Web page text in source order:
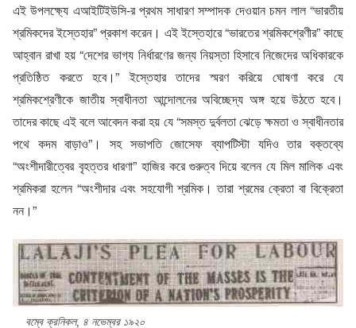
এই উপলক্ষ্যে এআইটিইউসি-র প্রথম সাধারণ সম্পাদক দেওয়ান চমন লাল “ভারতীয়
শ্রমিকদের ইস্তেহার” প্রকাশ করেন। এই ইস্তেহারে “ভারতের শ্রমিকশ্রেণীর” কাছে
আহ্বান রাখা হয় “দেশের ভাগ্য নির্ধারণের জন্য নিয়স্তা হিসাবে নিজেদের অধিকারকে
প্রতিষ্ঠিত করতে হবে।” ইস্তেহার তাদের স্মরণ করিয়ে ঘোষণা করে যে
শ্রমিকশ্রেণীকে জাতীয় স্বাধীনতা আন্দোলনের অবিচ্ছেদ্য অঙ্গ হয়ে উঠতে হবে।
তাদের কাছে এই বলে আবেদন করা হয় যে “সমস্ত দুর্বলতা ঝেড়ে ক্ষমতা ও স্বাধীনতার
পথে কদম বাড়াও”। সহ সভাপতি জোসেফ ব্যাপটিস্টা যদিও তার বক্তব্যে
“অংশীদারীত্বের বৃহত্তর ধারণা” হাজির করে গুরুত্ব দিয়ে বলেন যে মিল মালিক এবং
শ্রমিকরা হলেন “অংশীদার এবং সহযোগী শ্রমিক। তারা শ্রমের ক্রেতা বা বিক্রেতা
নন।”
বম্বে ক্রনিকল, ৪ নভেম্বর ১৯২০